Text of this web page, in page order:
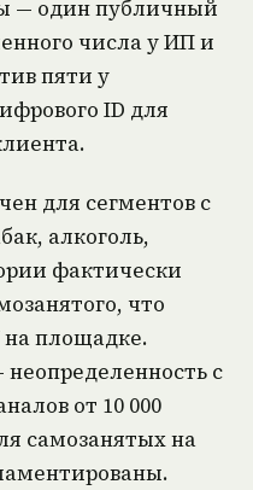
— один публичный
числа у ИП и
пяти у
ID для
для сегментов с
алкоголь,
фактически
что
площадке.
с
от 10 000
самозанятых на